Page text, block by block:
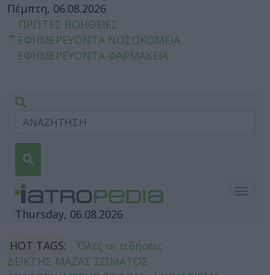
Πέμπτη, 06.08.2026
ΠΡΩΤΕΣ ΒΟΗΘΕΙΕΣ
ΕΦΗΜΕΡΕΥΟΝΤΑ ΝΟΣΟΚΟΜΕΙΑ
ΕΦΗΜΕΡΕΥΟΝΤΑ ΦΑΡΜΑΚΕΙΑ
Thursday, 06.08.2026
HOT TAGS:
Όλες οι ειδήσεις
ΔΕΙΚΤΗΣ ΜΑΖΑΣ ΣΩΜΑΤΟΣ